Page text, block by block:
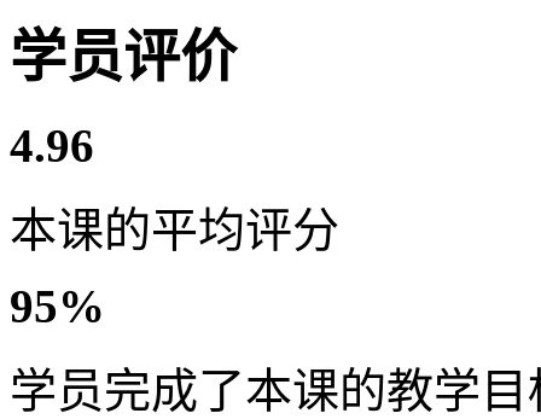
学员评价
4.96
本课的平均评分
95%
学员完成了本课的教学目